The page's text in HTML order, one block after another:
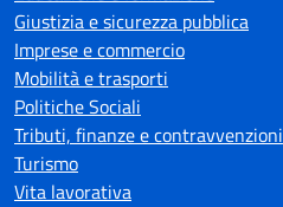
Giustizia e sicurezza pubblica
Imprese e commercio
Mobilità e trasporti
Politiche Sociali
Tributi, finanze e contravvenzioni
Turismo
Vita lavorativa